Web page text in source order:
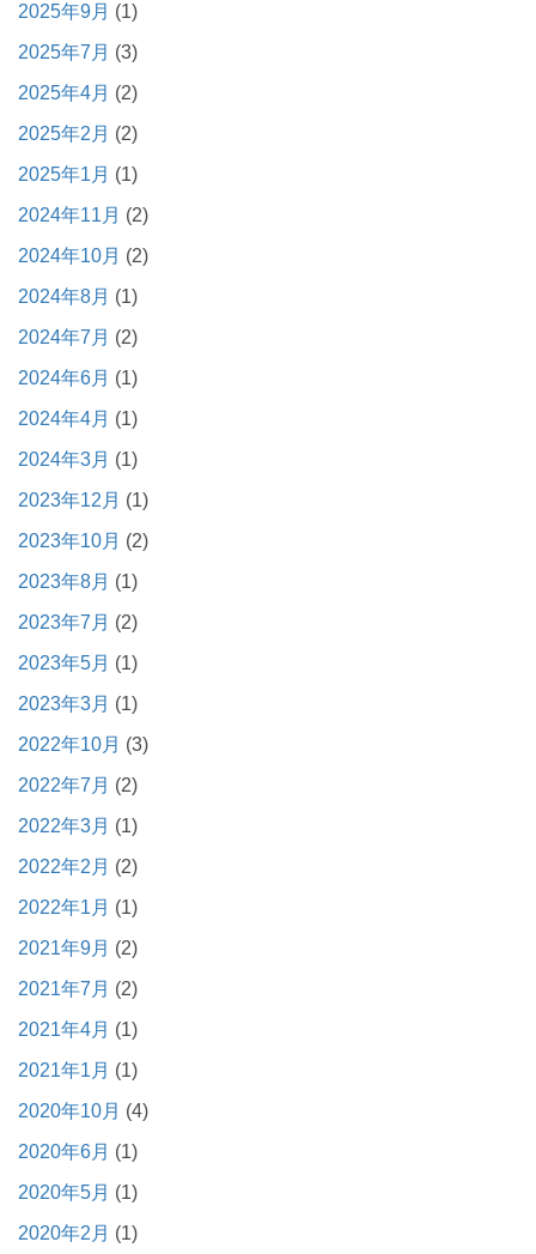
2025年9月 (1)
2025年7月 (3)
2025年4月 (2)
2025年2月 (2)
2025年1月 (1)
2024年11月 (2)
2024年10月 (2)
2024年8月 (1)
2024年7月 (2)
2024年6月 (1)
2024年4月 (1)
2024年3月 (1)
2023年12月 (1)
2023年10月 (2)
2023年8月 (1)
2023年7月 (2)
2023年5月 (1)
2023年3月 (1)
2022年10月 (3)
2022年7月 (2)
2022年3月 (1)
2022年2月 (2)
2022年1月 (1)
2021年9月 (2)
2021年7月 (2)
2021年4月 (1)
2021年1月 (1)
2020年10月 (4)
2020年6月 (1)
2020年5月 (1)
2020年2月 (1)